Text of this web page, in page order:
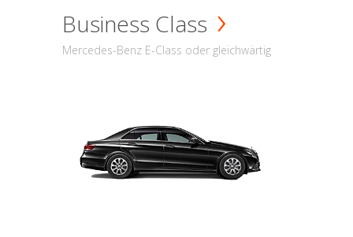
Business Class
Mercedes-Benz E-Class oder gleichwärtig